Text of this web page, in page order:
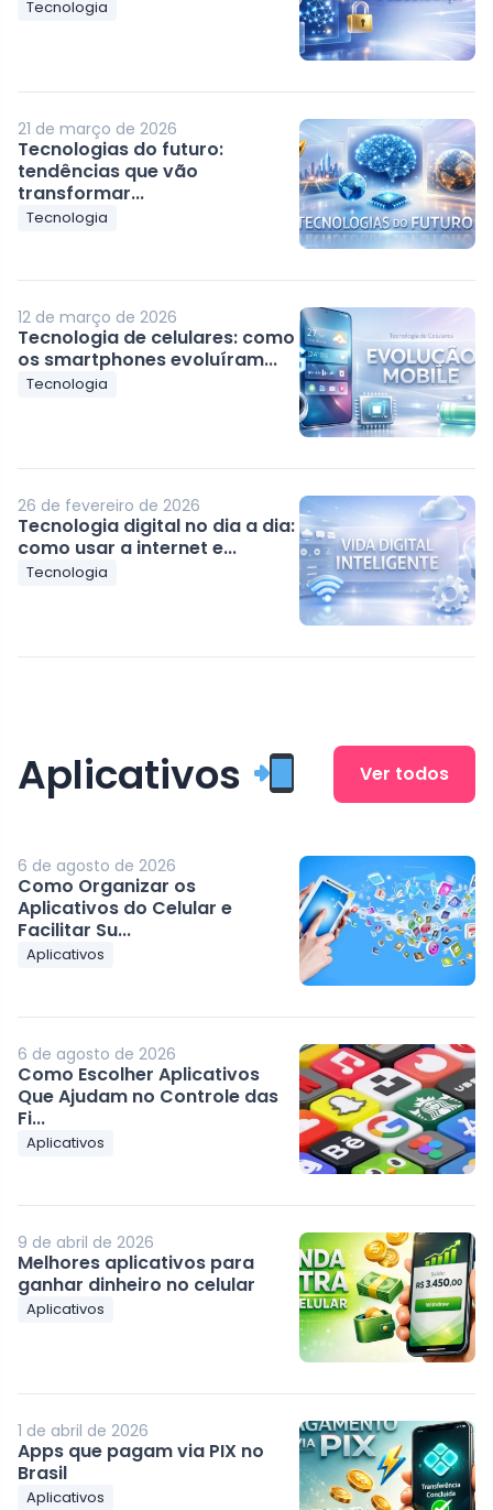
Tecnologia
21 de março de 2026
Tecnologias do futuro:
tendências que vão
transformar...
Tecnologia
12 de março de 2026
Tecnologia de celulares: como
os smartphones evoluíram...
Tecnologia
26 de fevereiro de 2026
Tecnologia digital no dia a dia:
como usar a internet e...
Tecnologia
Aplicativos Ver todos
6 de agosto de 2026
Como Organizar os
Aplicativos do Celular e
Facilitar Su...
Aplicativos
6 de agosto de 2026
Como Escolher Aplicativos
Que Ajudam no Controle das
Fi...
Aplicativos
9 de abril de 2026
Melhores aplicativos para
ganhar dinheiro no celular
Aplicativos
1 de abril de 2026
Apps que pagam via PIX no
Brasil
Aplicativos